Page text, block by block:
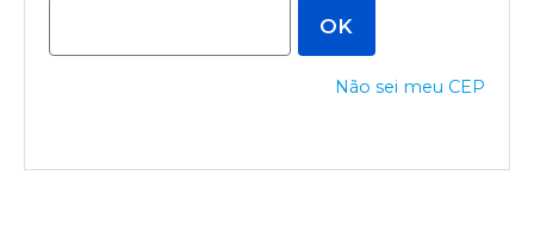
Não sei meu CEP